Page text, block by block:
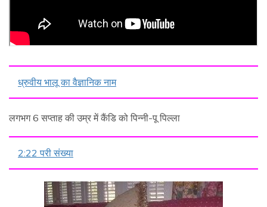
ध्रुवीय भालू का वैज्ञानिक नाम
लगभग 6 सप्ताह की उम्र में कैंडि को पिन्नी-पू पिल्ला
2:22 परी संख्या